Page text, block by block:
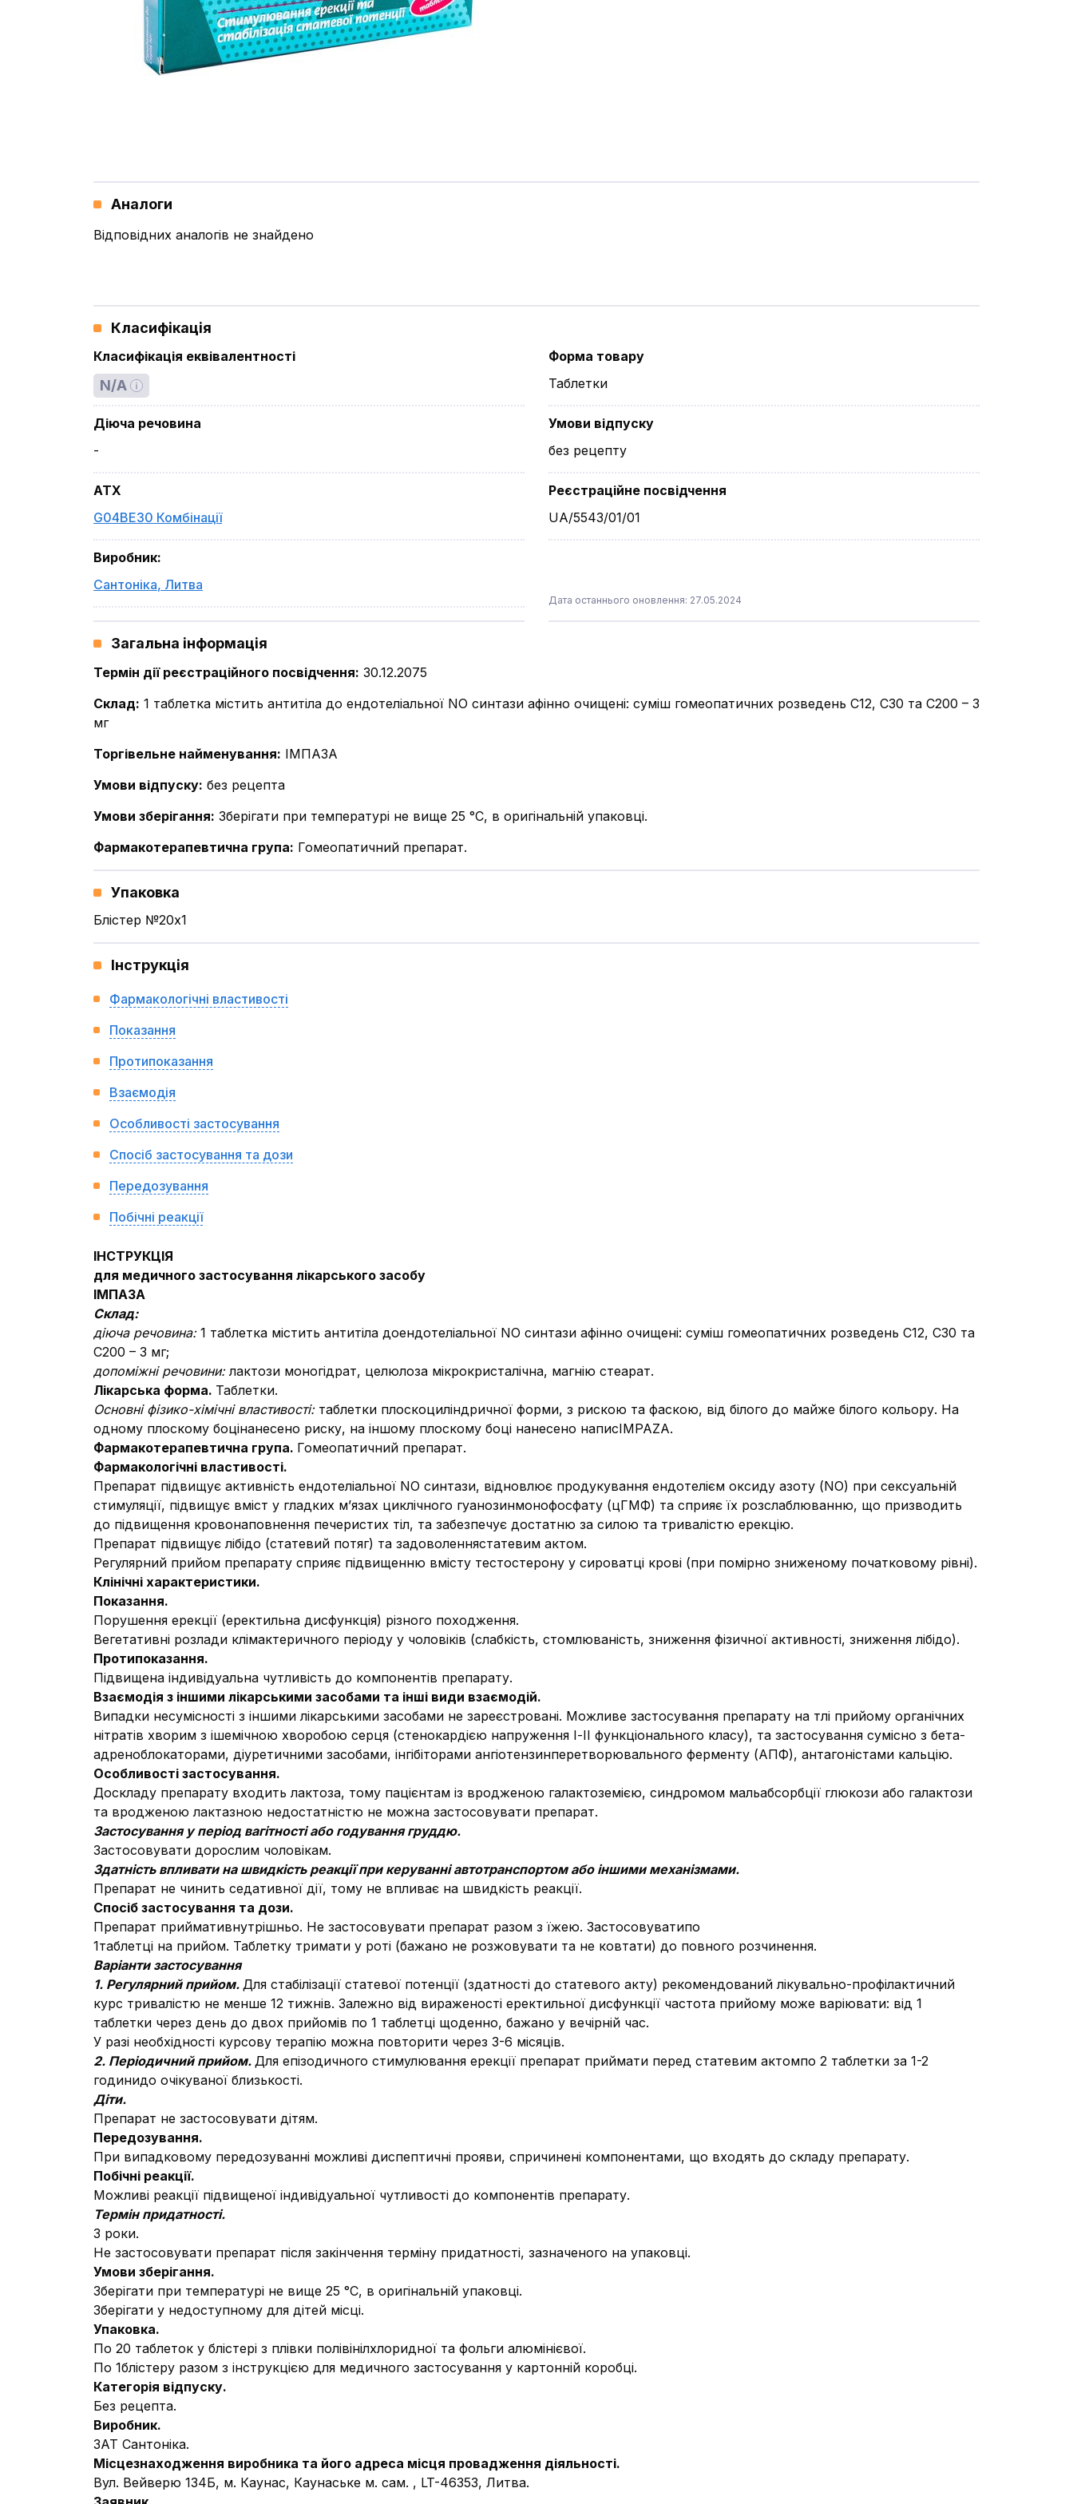
Аналоги
Відповідних аналогів не знайдено
Класифікація
Класифікація еквівалентності
N/A
Діюча речовина
-
ATX
G04BE30 Комбінації
Виробник:
Сантоніка, Литва
Форма товару
Таблетки
Умови відпуску
без рецепту
Реєстраційне посвідчення
UA/5543/01/01
Дата останнього оновлення: 27.05.2024
Загальна інформація
Термін дії реєстраційного посвідчення: 30.12.2075
Склад: 1 таблетка містить антитіла до ендотеліальної NO синтази афінно очищені: суміш гомеопатичних розведень С12, С30 та С200 – 3
мг
Торгівельне найменування: ІМПАЗА
Умови відпуску: без рецепта
Умови зберігання: Зберігати при температурі не вище 25 °С, в оригінальній упаковці.
Фармакотерапевтична група: Гомеопатичний препарат.
Упаковка
Блістер №20x1
Інструкція
Фармакологічні властивості
Показання
Протипоказання
Взаємодія
Особливості застосування
Спосіб застосування та дози
Передозування
Побічні реакції
ІНСТРУКЦІЯ
для медичного застосування лікарського засобу
ІМПАЗА
Склад:
діюча речовина: 1 таблетка містить антитіла доендотеліальної NO синтази афінно очищені: суміш гомеопатичних розведень С12, С30 та
С200 – 3 мг;
допоміжні речовини:лактози моногідрат, целюлоза мікрокристалічна, магнію стеарат.
Лікарська форма. Таблетки.
Основні фізико-хімічні властивості: таблетки плоскоциліндричної форми, з рискою та фаскою, від білого до майже білого кольору. На
одному плоскому боцінанесено риску, на іншому плоскому боці нанесено написIMPAZA.
Фармакотерапевтична група. Гомеопатичний препарат.
Фармакологічні властивості.
Препарат підвищує активність ендотеліальної NO синтази, відновлює продукування ендотелієм оксиду азоту (NO) при сексуальній
стимуляції, підвищує вміст у гладких м’язах циклічного гуанозинмонофосфату (цГМФ) та сприяє їх розслаблюванню, що призводить
до підвищення кровонаповнення печеристих тіл, та забезпечує достатню за силою та тривалістю ерекцію.
Препарат підвищує лібідо (статевий потяг) та задоволеннястатевим актом.
Регулярний прийом препарату сприяє підвищенню вмісту тестостерону у сироватці крові (при помірно зниженому початковому рівні).
Клінічні характеристики.
Показання.
Порушення ерекції (еректильна дисфункція) різного походження.
Вегетативні розлади клімактеричного періоду у чоловіків (слабкість, стомлюваність, зниження фізичної активності, зниження лібідо).
Протипоказання.
Підвищена індивідуальна чутливість до компонентів препарату.
Взаємодія з іншими лікарськими засобами та інші види взаємодій.
Випадки несумісності з іншими лікарськими засобами не зареєстровані. Можливе застосування препарату на тлі прийому органічних
нітратів хворим з ішемічною хворобою серця (стенокардією напруження І-ІІ функціонального класу), та застосування сумісно з бета-
адреноблокаторами, діуретичними засобами, інгібіторами ангіотензинперетворювального ферменту (АПФ), антагоністами кальцію.
Особливості застосування.
Доскладу препарату входить лактоза, тому пацієнтам із вродженою галактоземією, синдромом мальабсорбції глюкози або галактози
та вродженою лактазною недостатністю не можна застосовувати препарат.
Застосування у період вагітності або годування груддю.
Застосовувати дорослим чоловікам.
Здатність впливати на швидкість реакції при керуванні автотранспортом або іншими механізмами.
Препарат не чинить седативної дії, тому не впливає на швидкість реакції.
Спосіб застосування та дози.
Препарат приймативнутрішньо. Не застосовувати препарат разом з їжею. Застосовуватипо
1таблетці на прийом. Таблетку тримати у роті (бажано не розжовувати та не ковтати) до повного розчинення.
Варіанти застосування
1. Регулярний прийом. Для стабілізації статевої потенції (здатності до статевого акту) рекомендований лікувально-профілактичний
курс тривалістю не менше 12 тижнів. Залежно від вираженості еректильної дисфункції частота прийому може варіювати: від 1
таблетки через день до двох прийомів по 1 таблетці щоденно, бажано у вечірній час.
У разі необхідності курсову терапію можна повторити через 3-6 місяців.
2. Періодичний прийом. Для епізодичного стимулювання ерекції препарат приймати перед статевим актомпо 2 таблетки за 1-2
годинидо очікуваної близькості.
Діти.
Препарат не застосовувати дітям.
Передозування.
При випадковому передозуванні можливі диспептичні прояви, спричинені компонентами, що входять до складу препарату.
Побічні реакції.
Можливі реакції підвищеної індивідуальної чутливості до компонентів препарату.
Термін придатності.
3 роки.
Не застосовувати препарат після закінчення терміну придатності, зазначеного на упаковці.
Умови зберігання.
Зберігати при температурі не вище 25 °С, в оригінальній упаковці.
Зберігати у недоступному для дітей місці.
Упаковка.
По 20 таблеток у блістері з плівки полівінілхлоридної та фольги алюмінієвої.
По 1блістеру разом з інструкцією для медичного застосування у картонній коробці.
Категорія відпуску.
Без рецепта.
Виробник.
ЗАТ Сантоніка.
Місцезнаходження виробника та його адреса місця провадження діяльності.
Вул. Вейверю 134Б, м. Каунас, Каунаське м. сам. , LT-46353, Литва.